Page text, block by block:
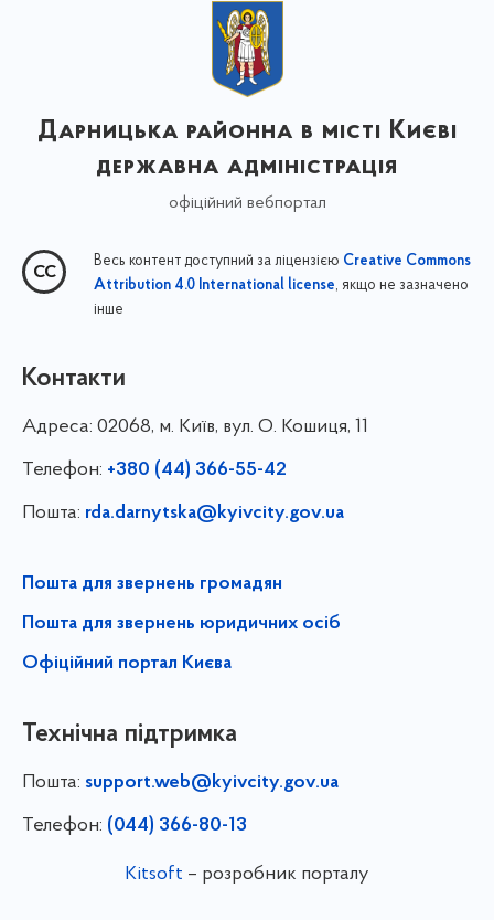
Дарницька районна в місті Києві
державна адміністрація
офіційний вебпортал
Весь контент доступний за ліцензією Creative Commons
Attribution 4.0 International license, якщо не зазначено
інше
Контакти
Адреса: 02068, м. Київ, вул. О. Кошиця, 11
Телефон: +380 (44) 366-55-42
Пошта: rda.darnytska@kyivcity.gov.ua
Пошта для звернень громадян
Пошта для звернень юридичних осіб
Офіційний портал Києва
Технічна підтримка
Пошта: support.web@kyivcity.gov.ua
Телефон: (044) 366-80-13
Kitsoft – розробник порталу